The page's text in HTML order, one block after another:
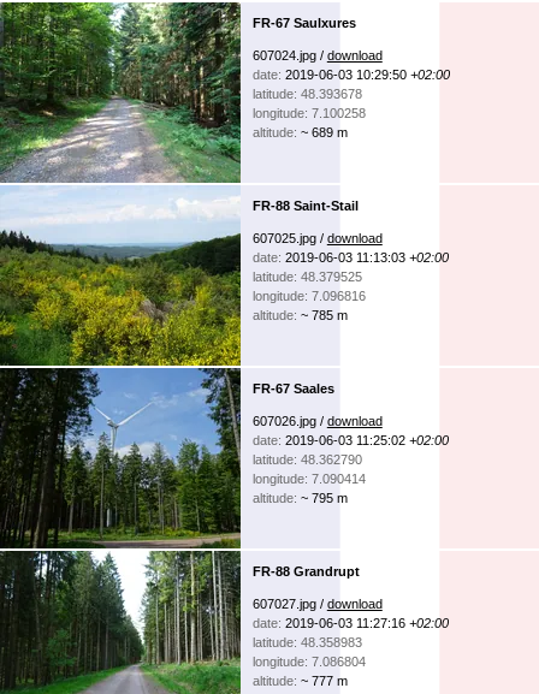
FR-67 Saulxures
607024.jpg / download
date: 2019-06-03 10:29:50 +02:00
latitude: 48.393678
longitude: 7.100258
altitude: ~ 689 m
FR-88 Saint-Stail
607025.jpg / download
date: 2019-06-03 11:13:03 +02:00
latitude: 48.379525
longitude: 7.096816
altitude: ~ 785 m
FR-67 Saales
607026.jpg / download
date: 2019-06-03 11:25:02 +02:00
latitude: 48.362790
longitude: 7.090414
altitude: ~ 795 m
FR-88 Grandrupt
607027.jpg / download
date: 2019-06-03 11:27:16 +02:00
latitude: 48.358983
longitude: 7.086804
altitude: ~ 777 m